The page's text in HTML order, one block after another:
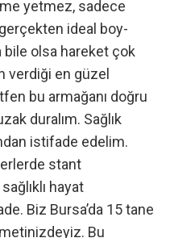
yetmez, sadece
ideal boy-
bile olsa hareket çok
verdiği en güzel
bu armağanı doğru
duralım. Sağlık
istifade edelim.
stant
hayat
Biz Bursa’da 15 tane
Bu